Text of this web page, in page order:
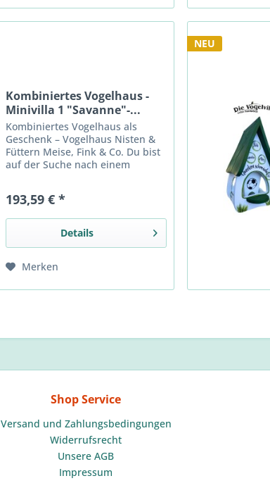
Kombiniertes Vogelhaus -
Minivilla 1 "Savanne"-...
Kombiniertes Vogelhaus als
Geschenk – Vogelhaus Nisten &
Füttern Meise, Fink & Co. Du bist
auf der Suche nach einem
ein individuelles Geschenk und
bieten zugleich vielen...
193,59 € *
Details
Merken
NEU
Shop Service
Versand und Zahlungsbedingungen
Widerrufsrecht
Unsere AGB
Impressum